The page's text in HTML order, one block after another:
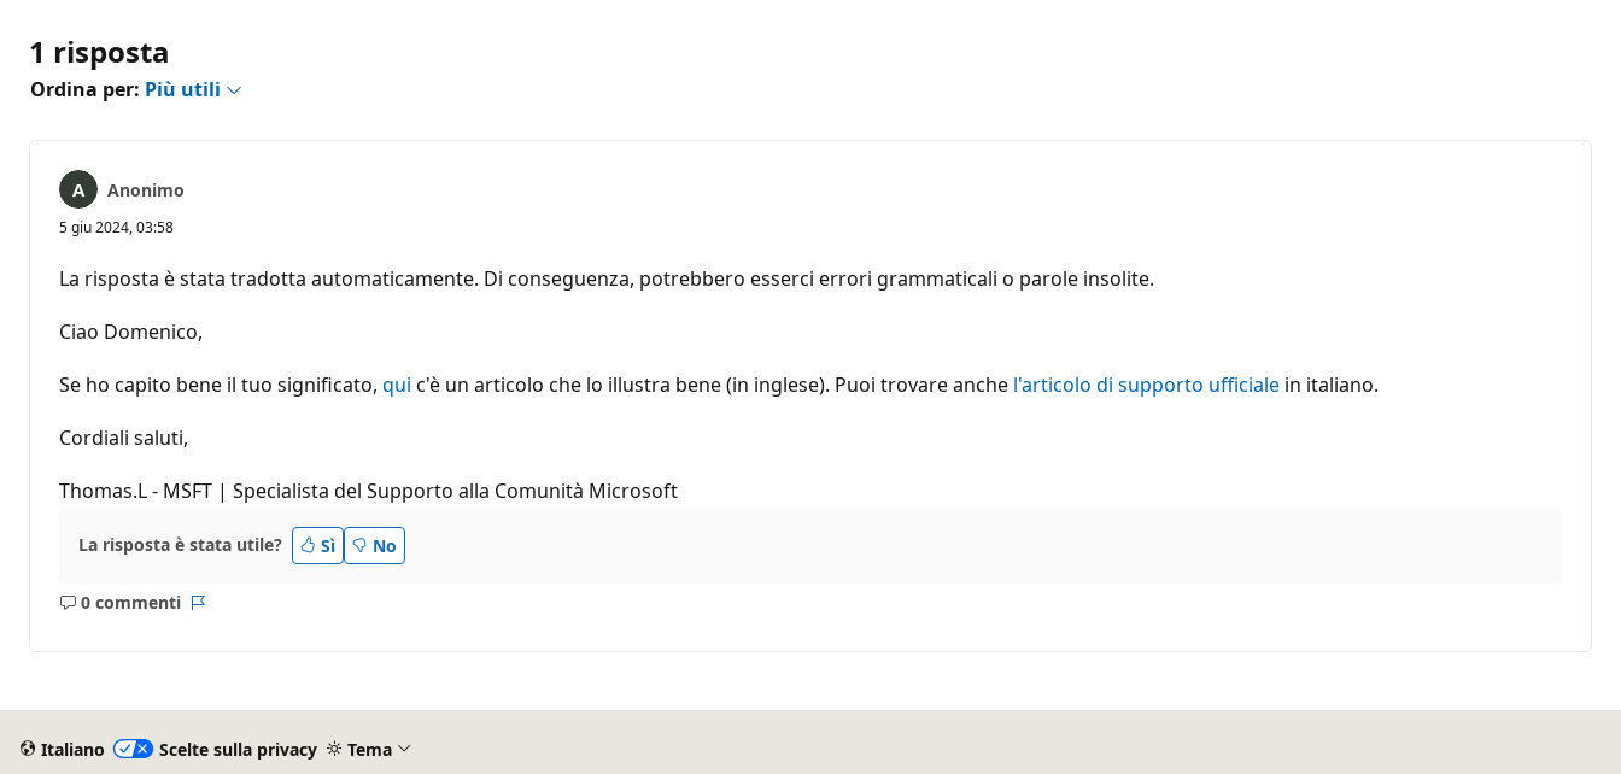
1 risposta
Ordina per: Più utili
Anonimo
5 giu 2024, 03:58
La risposta è stata tradotta automaticamente. Di conseguenza, potrebbero esserci errori grammaticali o parole insolite.
Ciao Domenico,
Se ho capito bene il tuo significato, qui c'è un articolo che lo illustra bene (in inglese). Puoi trovare anche l'articolo di supporto ufficiale in italiano.
Cordiali saluti,
Thomas.L - MSFT | Specialista del Supporto alla Comunità Microsoft
La risposta è stata utile? Sì No
0 commenti
Nessun
Italiano Scelte sulla privacy Tema